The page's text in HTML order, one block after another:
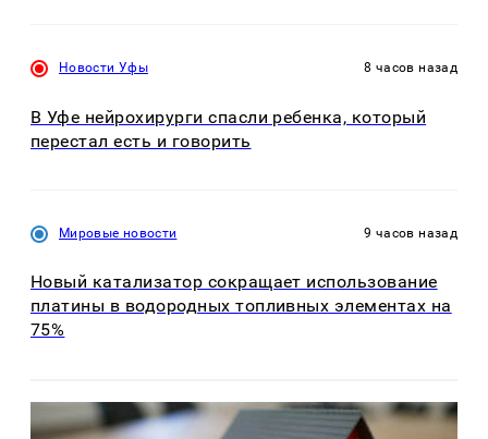
Новости Уфы 8 часов назад
В Уфе нейрохирурги спасли ребенка, который
перестал есть и говорить
Мировые новости 9 часов назад
Новый катализатор сокращает использование
платины в водородных топливных элементах на
75%